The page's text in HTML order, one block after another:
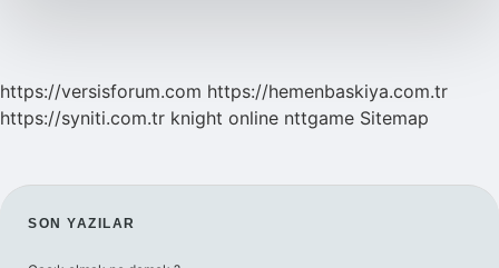
https://versisforum.com https://hemenbaskiya.com.tr
https://syniti.com.tr knight online nttgame Sitemap
SIDEBAR
SON YAZILAR